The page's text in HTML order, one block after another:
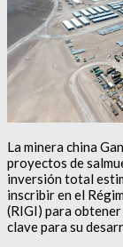
La minera china
proyectos de
inversión total
inscribir en el
(RIGI) para
clave para su